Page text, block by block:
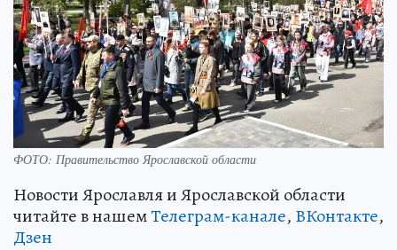
ФОТО: Правительство Ярославской области
Новости Ярославля и Ярославской области
читайте в нашемТелеграм-канале, ВКонтакте,
Дзен